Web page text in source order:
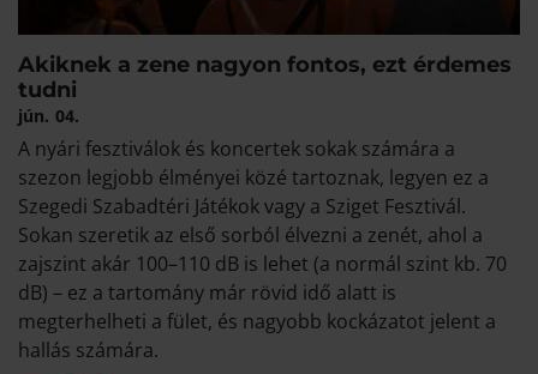
Akiknek a zene nagyon fontos, ezt érdemes
tudni
jún. 04.
A nyári fesztiválok és koncertek sokak számára a
szezon legjobb élményei közé tartoznak, legyen ez a
Szegedi Szabadtéri Játékok vagy a Sziget Fesztivál.
Sokan szeretik az első sorból élvezni a zenét, ahol a
zajszint akár 100–110 dB is lehet (a normál szint kb. 70
dB) – ez a tartomány már rövid idő alatt is
megterhelheti a fület, és nagyobb kockázatot jelent a
hallás számára.